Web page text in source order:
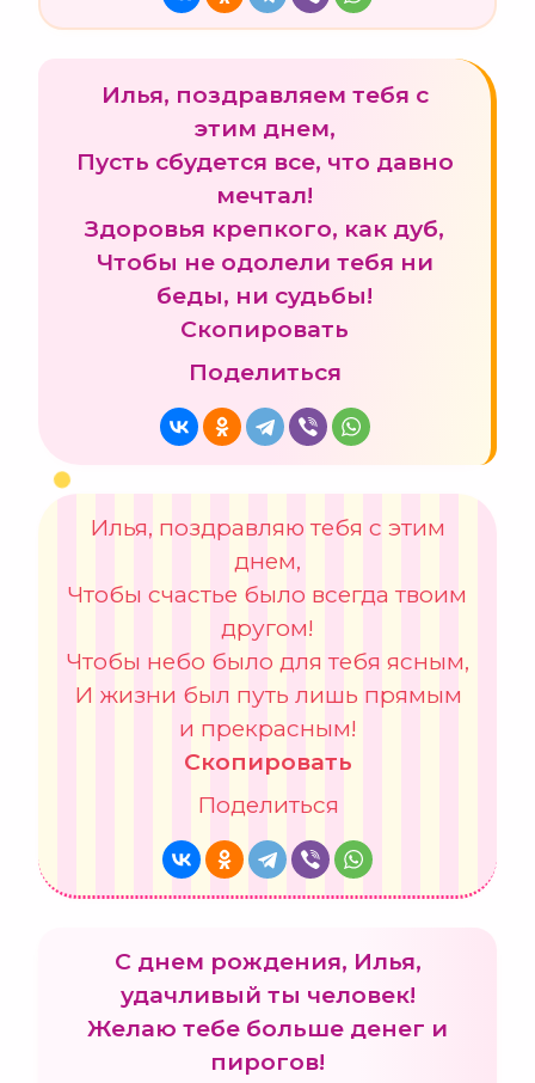
Илья, поздравляем тебя с
этим днем,
Пусть сбудется все, что давно
мечтал!
Здоровья крепкого, как дуб,
Чтобы не одолели тебя ни
беды, ни судьбы!
Скопировать
Поделиться
Илья, поздравляю тебя с этим
днем,
Чтобы счастье было всегда твоим
другом!
Чтобы небо было для тебя ясным,
И жизни был путь лишь прямым
и прекрасным!
Скопировать
Поделиться
С днем рождения, Илья,
удачливый ты человек!
Желаю тебе больше денег и
пирогов!